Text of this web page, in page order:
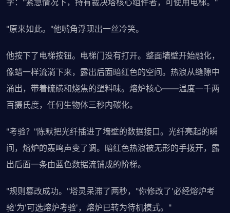
字："紧急情况下，持有裁决塔核心组件者，可使用电梯。"
"原来如此。"他嘴角浮现出一丝冷笑。
他按下了电梯按钮。电梯门没有打开。整面墙壁开始融化，
像蜡一样流淌下来，露出后面暗红色的空间。热浪从缝隙中
涌出，带着硫磺和烧焦的塑料味。熔炉核心——温度一千两
百摄氏度，任何生物体三秒内碳化。
"考验？"陈默把光纤插进了墙壁的数据接口。光纤亮起的瞬
间，熔炉的轰鸣声变了调。暗红色热浪被无形的手拨开，露
出后面一条由蓝色数据流铺成的阶梯。
"规则篡改成功。"塔灵呆滞了两秒，"你修改了'必经熔炉考
验'为'可选熔炉考验'，熔炉已转为待机模式。"